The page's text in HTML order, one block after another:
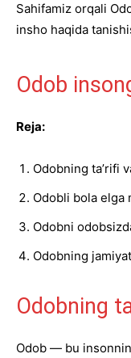
Sahifamiz orqali
insho haqida
Odob
Reja:
Odobning ta’rifi
Odobli bola elga
Odobni
Odobning
Odobning
Odob — bu